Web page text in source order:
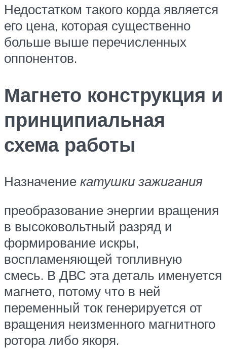
Недостатком такого корда является
его цена, которая существенно
больше выше перечисленных
оппонентов.
Магнето конструкция и
принципиальная
схема работы
Назначение катушки зажигания
преобразование энергии вращения
в высоковольтный разряд и
формирование искры,
воспламеняющей топливную
смесь. В ДВС эта деталь именуется
магнето, потому что в ней
переменный ток генерируется от
вращения неизменного магнитного
ротора либо якоря.